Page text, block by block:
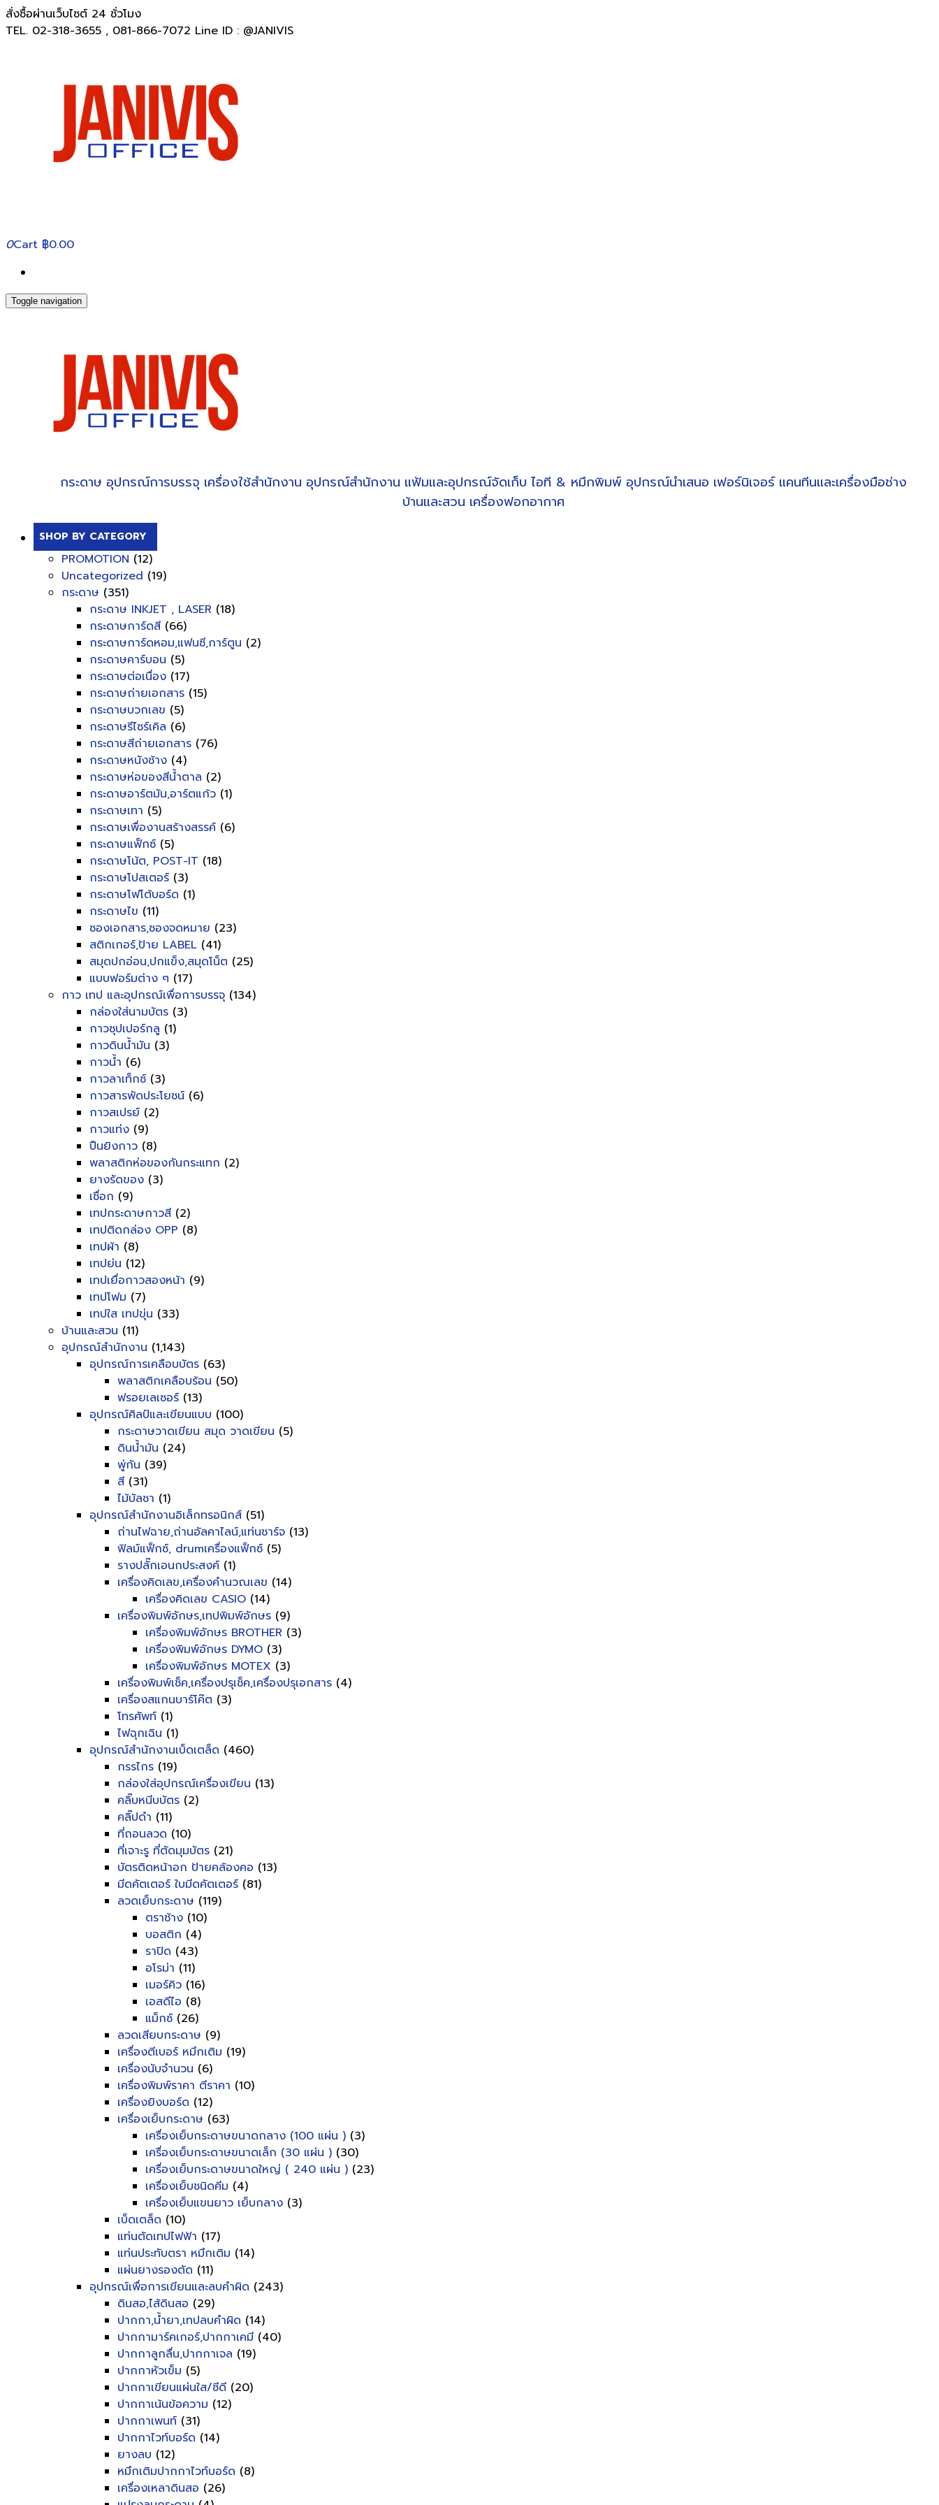
สั่งซื้อผ่านเว็บไซต์ 24 ชั่วโมง
TEL. 02-318-3655 , 081-866-7072 Line ID : @JANIVIS
0Cart ฿0.00
Toggle navigation
กระดาษ อุปกรณ์การบรรจุ เครื่องใช้สำนักงาน อุปกรณ์สำนักงาน แฟ้มและอุปกรณ์จัดเก็บ ไอที & หมึกพิมพ์ อุปกรณ์นำเสนอ เฟอร์นิเจอร์ แคนทีนและเครื่องมือช่าง
บ้านและสวน เครื่องฟอกอากาศ
SHOP BY CATEGORY
PROMOTION (12)
Uncategorized (19)
กระดาษ (351)
กระดาษ INKJET , LASER (18)
กระดาษการ์ดสี (66)
กระดาษการ์ดหอม,แฟนซี,การ์ตูน (2)
กระดาษคาร์บอน (5)
กระดาษต่อเนื่อง (17)
กระดาษถ่ายเอกสาร (15)
กระดาษบวกเลข (5)
กระดาษรีไซร์เคิล (6)
กระดาษสีถ่ายเอกสาร (76)
กระดาษหนังช้าง (4)
กระดาษห่อของสีน้ำตาล (2)
กระดาษอาร์ตมัน,อาร์ตแก้ว (1)
กระดาษเทา (5)
กระดาษเพื่องานสร้างสรรค์ (6)
กระดาษแฟ็กซ์ (5)
กระดาษโน้ต, POST-IT (18)
กระดาษโปสเตอร์ (3)
กระดาษโฟโต้บอร์ด (1)
กระดาษไข (11)
ซองเอกสาร,ซองจดหมาย (23)
สติกเกอร์,ป้าย LABEL (41)
สมุดปกอ่อน,ปกแข็ง,สมุดโน็ต (25)
แบบฟอร์มต่าง ๆ (17)
กาว เทป และอุปกรณ์เพื่อการบรรจุ (134)
กล่องใส่นามบัตร (3)
กาวซุปเปอร์กลู (1)
กาวดินน้ำมัน (3)
กาวน้ำ (6)
กาวลาเท็กซ์ (3)
กาวสารพัดประโยชน์ (6)
กาวสเปรย์ (2)
กาวแท่ง (9)
ปืนยิงกาว (8)
พลาสติกห่อของกันกระแทก (2)
ยางรัดของ (3)
เชื่อก (9)
เทปกระดาษกาวสี (2)
เทปติดกล่อง OPP (8)
เทปผ้า (8)
เทปย่น (12)
เทปเยื่อกาวสองหน้า (9)
เทปโฟม (7)
เทปใส เทปขุ่น (33)
บ้านและสวน (11)
อุปกรณ์สำนักงาน (1,143)
อุปกรณ์การเคลือบบัตร (63)
พลาสติกเคลือบร้อน (50)
ฟรอยเลเซอร์ (13)
อุปกรณ์ศิลป์และเขียนแบบ (100)
กระดาษวาดเขียน สมุด วาดเขียน (5)
ดินน้ำมัน (24)
พู่กัน (39)
สี (31)
ไม้บัลชา (1)
อุปกรณ์สำนักงานอิเล็กทรอนิกส์ (51)
ถ่านไฟฉาย,ถ่านอัลคาไลน์,แท่นชาร์จ (13)
ฟิลม์แฟ็กซ์, drumเครื่องแฟ็กซ์ (5)
รางปลั๊กเอนกประสงค์ (1)
เครื่องคิดเลข,เครื่องคำนวณเลข (14)
เครื่องคิดเลข CASIO (14)
เครื่องพิมพ์อักษร,เทปพิมพ์อักษร (9)
เครื่องพิมพ์อักษร BROTHER (3)
เครื่องพิมพ์อักษร DYMO (3)
เครื่องพิมพ์อักษร MOTEX (3)
เครื่องพิมพ์เช็ค,เครื่องปรุเช็ค,เครื่องปรุเอกสาร (4)
เครื่องสแกนบาร์โค๊ต (3)
โทรศัพท์ (1)
ไฟฉุกเฉิน (1)
อุปกรณ์สำนักงานเบ็ดเตล็ด (460)
กรรไกร (19)
กล่องใส่อุปกรณ์เครื่องเขียน (13)
คลิ๊บหนีบบัตร (2)
คลิ๊ปดำ (11)
ที่ถอนลวด (10)
ที่เจาะรู ที่ตัดมุมบัตร (21)
บัตรติดหน้าอก ป้ายคล้องคอ (13)
มีดคัตเตอร์ ใบมีดคัตเตอร์ (81)
ลวดเย็บกระดาษ (119)
ตราช้าง (10)
บอสติก (4)
ราปิด (43)
อโรม่า (11)
เมอร์คิว (16)
เอสดีไอ (8)
แม็กซ์ (26)
ลวดเสียบกระดาษ (9)
เครื่องตีเบอร์ หมึกเติม (19)
เครื่องนับจำนวน (6)
เครื่องพิมพ์ราคา ตีราคา (10)
เครื่องยิงบอร์ด (12)
เครื่องเย็บกระดาษ (63)
เครื่องเย็บกระดาษขนาดกลาง (100 แผ่น ) (3)
เครื่องเย็บกระดาษขนาดเล็ก (30 แผ่น ) (30)
เครื่องเย็บกระดาษขนาดใหญ่ ( 240 แผ่น ) (23)
เครื่องเย็บชนิดคีม (4)
เครื่องเย็บแขนยาว เย็บกลาง (3)
เบ็ดเตล็ด (10)
แท่นตัดเทปไฟฟ้า (17)
แท่นประทับตรา หมึกเติม (14)
แผ่นยางรองตัด (11)
อุปกรณ์เพื่อการเขียนและลบคำผิด (243)
ดินสอ,ไส้ดินสอ (29)
ปากกา,น้ำยา,เทปลบคำผิด (14)
ปากกามาร์คเกอร์,ปากกาเคมี (40)
ปากกาลูกลื่น,ปากกาเจล (19)
ปากกาหัวเข็ม (5)
ปากกาเขียนแผ่นใส/ซีดี (20)
ปากกาเน้นข้อความ (12)
ปากกาเพนท์ (31)
ปากกาไวท์บอร์ด (14)
ยางลบ (12)
หมึกเติมปากกาไวท์บอร์ด (8)
เครื่องเหลาดินสอ (26)